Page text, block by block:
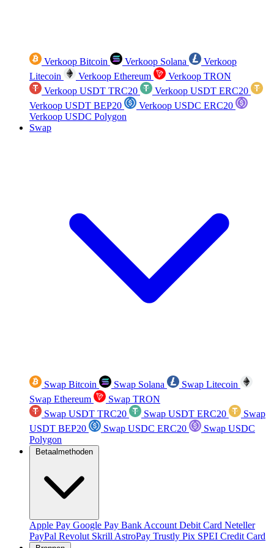
Verkoop Bitcoin Verkoop Solana
Verkoop
Litecoin
Verkoop Ethereum
Verkoop TRON
Verkoop USDT TRC20
Verkoop USDT ERC20
Verkoop USDT BEP20
Verkoop USDC ERC20
Verkoop USDC Polygon
Swap
Swap Bitcoin Swap Solana
Swap Litecoin
Swap Ethereum
Swap TRON
Swap USDT TRC20
Swap USDT ERC20
Swap
USDT BEP20
Swap USDC ERC20
Swap USDC
Polygon
Betaalmethoden
Apple Pay Google Pay Bank Account Debit Card Neteller
PayPal Revolut Skrill AstroPay Trustly Pix SPEI Credit Card